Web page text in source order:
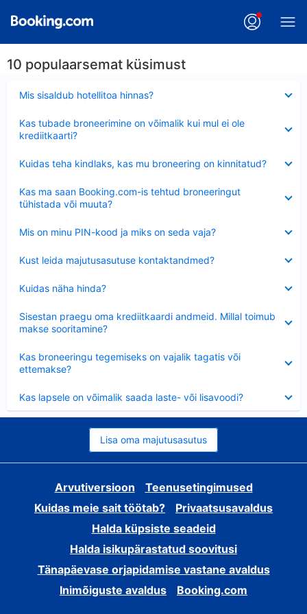
10 populaarsemat küsimust
Mis sisaldub hotellitoa hinnas?
Kas tubade broneerimine on võimalik kui mul ei ole
krediitkaarti?
Kuidas teha kindlaks, kas mu broneering on kinnitatud?
Kas ma saan Booking.com-is tehtud broneeringut
tühistada või muuta?
Mis on minu PIN-kood ja miks on seda vaja?
Kust leida majutusasutuse kontaktandmed?
Kuidas näha hinda?
Sisestan praegu oma krediitkaardi andmeid. Millal toimub
makse sooritamine?
Kas broneeringu tegemiseks on vajalik tagatis või
ettemakse?
Kas lapsele on võimalik saada laste- või lisavoodi?
Lisa oma majutusasutus
Arvutiversioon
Teenusetingimused
Kuidas meie sait töötab?
Privaatsusavaldus
Halda küpsiste seadeid
Halda isikupärastatud soovitusi
Tänapäevase orjapidamise vastane avaldus
Inimõiguste avaldus
Booking.com